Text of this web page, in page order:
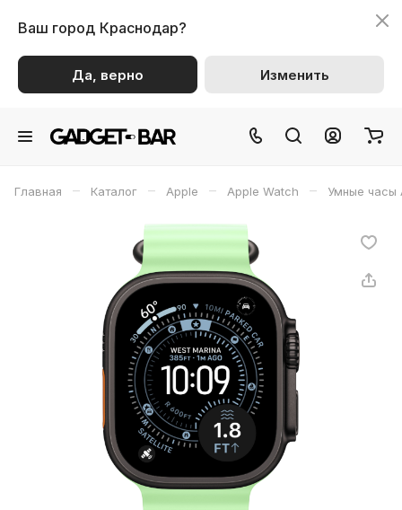
Ваш город Краснодар?
Да, верно Изменить
Главная – Каталог – Apple – Apple Watch – Умные часы